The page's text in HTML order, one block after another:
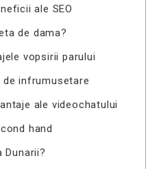
ale SEO
de dama?
vopsirii parului
de infrumusetare
ale videochatului
hand
Dunarii?